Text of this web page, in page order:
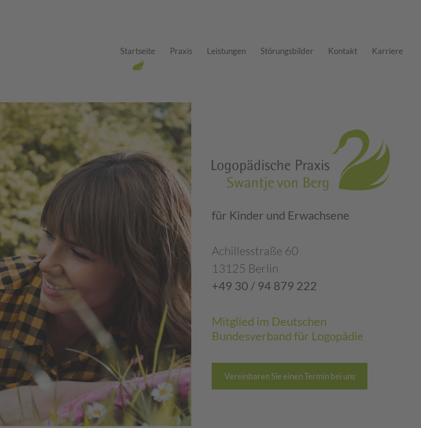
Startseite Praxis Leistungen Störungsbilder Kontakt Karriere
für Kinder und Erwachsene
Achillesstraße 60
13125 Berlin
+49 30 / 94 879 222
Mitglied im Deutschen
Bundesverband für Logopädie
Vereinbaren Sie einen Termin bei uns